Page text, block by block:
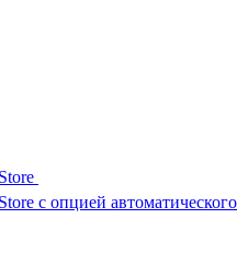
с опцией